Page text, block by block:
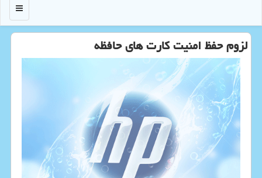
منو
لزوم حفظ امنیت كارت های حافظه